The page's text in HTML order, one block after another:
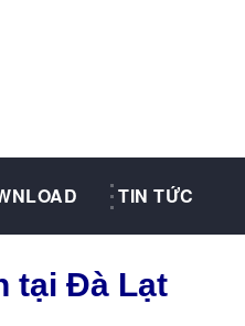
TIN TỨC
tại Đà Lạt